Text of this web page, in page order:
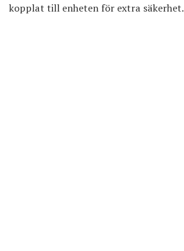
kopplat till enheten för extra säkerhet.